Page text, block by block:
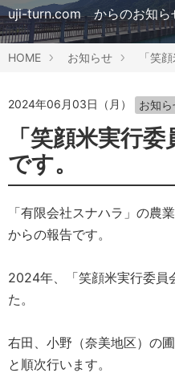
uji-turn.com からのお知ら
HOME お知らせ 「笑
2024年06月03日（月） お知ら
「笑顔米実行
です。
「有限会社スナハラ」の農
からの報告です。
2024年、「笑顔米実行委員
た。
右田、小野（奈美地区）の
と順次行います。